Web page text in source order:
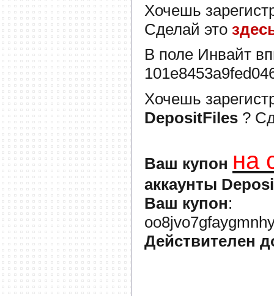
Хочешь
Сделай это
В поле Инвайт
Хочешь
DepositFiles ?
Ваш купон на
аккаунты
Ваш купон:
Действителен